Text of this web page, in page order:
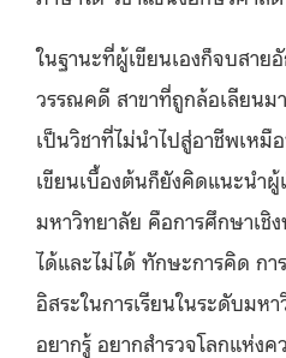
ในฐานะที่ผู้เขียนเองก็จบสาย
วรรณคดี สาขาที่ถูกล้อเลียน
เป็นวิชาที่ไม่นำไปสู่อาชีพเห
เขียนเบื้องต้นก็ยังคิดแนะนำผู้
มหาวิทยาลัย คือการศึกษาเ
ได้และไม่ได้ ทักษะการคิด กา
อิสระในการเรียนในระดับมห
อยากรู้ อยากสำรวจโลกแห่งค